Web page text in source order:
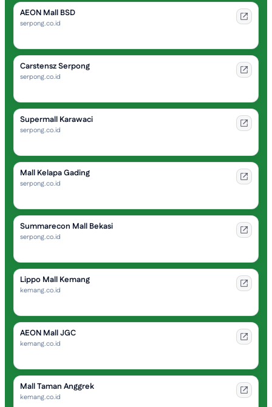
AEON Mall BSD
serpong.co.id
Carstensz Serpong
serpong.co.id
Supermall Karawaci
serpong.co.id
Mall Kelapa Gading
serpong.co.id
Summarecon Mall Bekasi
serpong.co.id
Lippo Mall Kemang
kemang.co.id
AEON Mall JGC
kemang.co.id
Mall Taman Anggrek
kemang.co.id